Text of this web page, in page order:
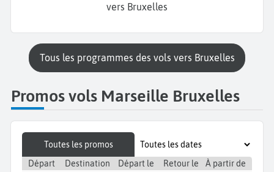
vers Bruxelles
Tous les programmes des vols vers Bruxelles
Promos vols Marseille Bruxelles
Toutes les promos
Départ
Destination Départ le Retour le À partir de